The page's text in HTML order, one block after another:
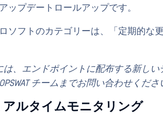
ップデートロールアップです。
ソフトのカテゴリーは、「定期的な
は、エンドポイントに配布する新し
チームまでお問い合わせくださ
アルタイムモニタリング